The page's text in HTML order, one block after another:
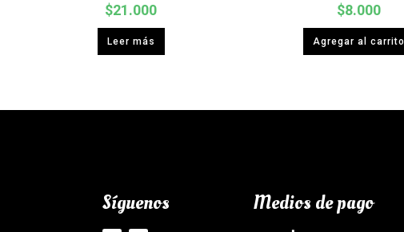
$21.000
Leer más
$8.000
Agregar al carrito
Síguenos Medios de pago